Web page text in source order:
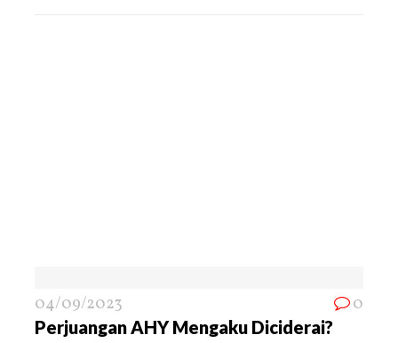
04/09/2023 0
Perjuangan AHY Mengaku Diciderai?